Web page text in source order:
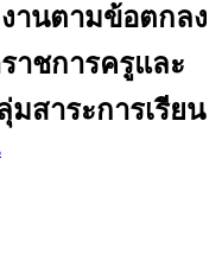
านตามข้อตกลง
าชการครูและ
สาระการเรียน